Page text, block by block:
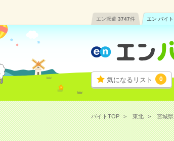
エン派遣 3747件 エン バイト
気になるリスト 0
バイトTOP 東北 宮城県